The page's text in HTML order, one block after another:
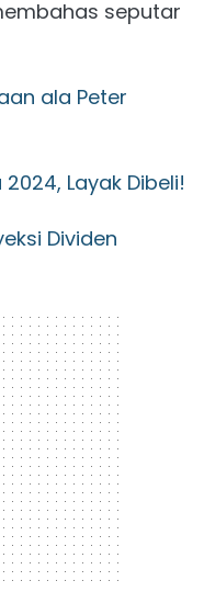
seputar
ala Peter
Layak Dibeli!
Dividen